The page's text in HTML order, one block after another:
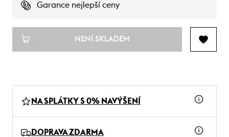
Garance nejlepší ceny
NENÍ SKLADEM
NA SPLÁTKY S 0% NAVÝŠENÍ
DOPRAVA ZDARMA